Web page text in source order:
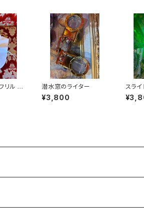
リル ツ
潜水窓のライター
¥3,800
スライ